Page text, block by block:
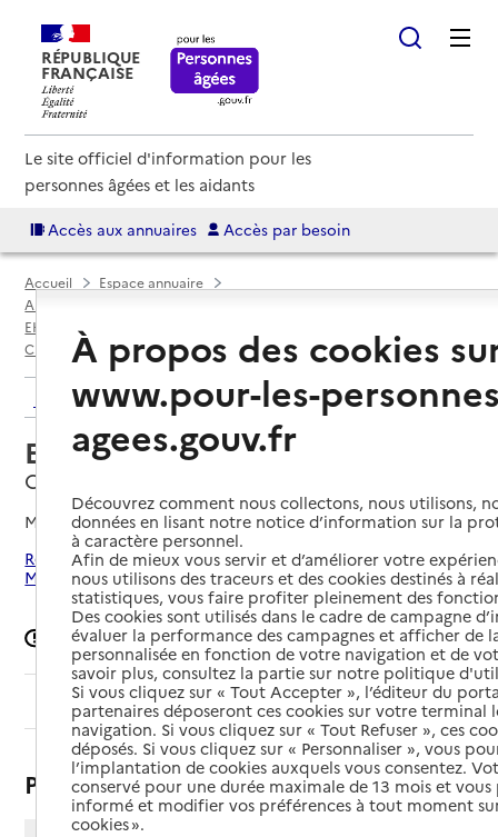
RÉPUBLIQUE
FRANÇAISE
Le site officiel d'information pour les
personnes âgées et les aidants
Accès aux annuaires Accès par besoin
Accueil
Espace annuaire
Annuaire EHPAD et maisons de retraite
EHPAD par département
Charleville-Mézières
EHPAD Patrice Groff
Retour aux résultats de l'annuaire
EHPAD Patrice Groff
Charleville-Mézières, ARDENNES
Mis à jour le02/06/2026
Rechercher les établissements autour de Charleville-
Mézières
Signaler une erreur
Sommaire
Présentation
À propos des cookies
www.pour-les-
agees.gouv.fr
Découvrez comment nous collectons, nous utilisons,
données en lisant notre notice d’information sur la
à caractère personnel.
Afin de mieux vous servir et d’améliorer votre
nous utilisons des traceurs et des cookies destinés à
statistiques, vous faire profiter pleinement des
Des cookies sont utilisés dans le cadre de campagne
évaluer la performance des campagnes et afficher de
personnalisée en fonction de votre navigation et de
savoir plus, consultez la partie sur notre politique
Si vous cliquez sur « Tout Accepter », l’éditeur du
partenaires déposeront ces cookies sur votre terminal
navigation. Si vous cliquez sur « Tout Refuser », ces
déposés. Si vous cliquez sur « Personnaliser », vous
l’implantation de cookies auxquels vous consentez.
conservé pour une durée maximale de 13 mois et
informé et modifier vos préférences à tout moment
cookies ».